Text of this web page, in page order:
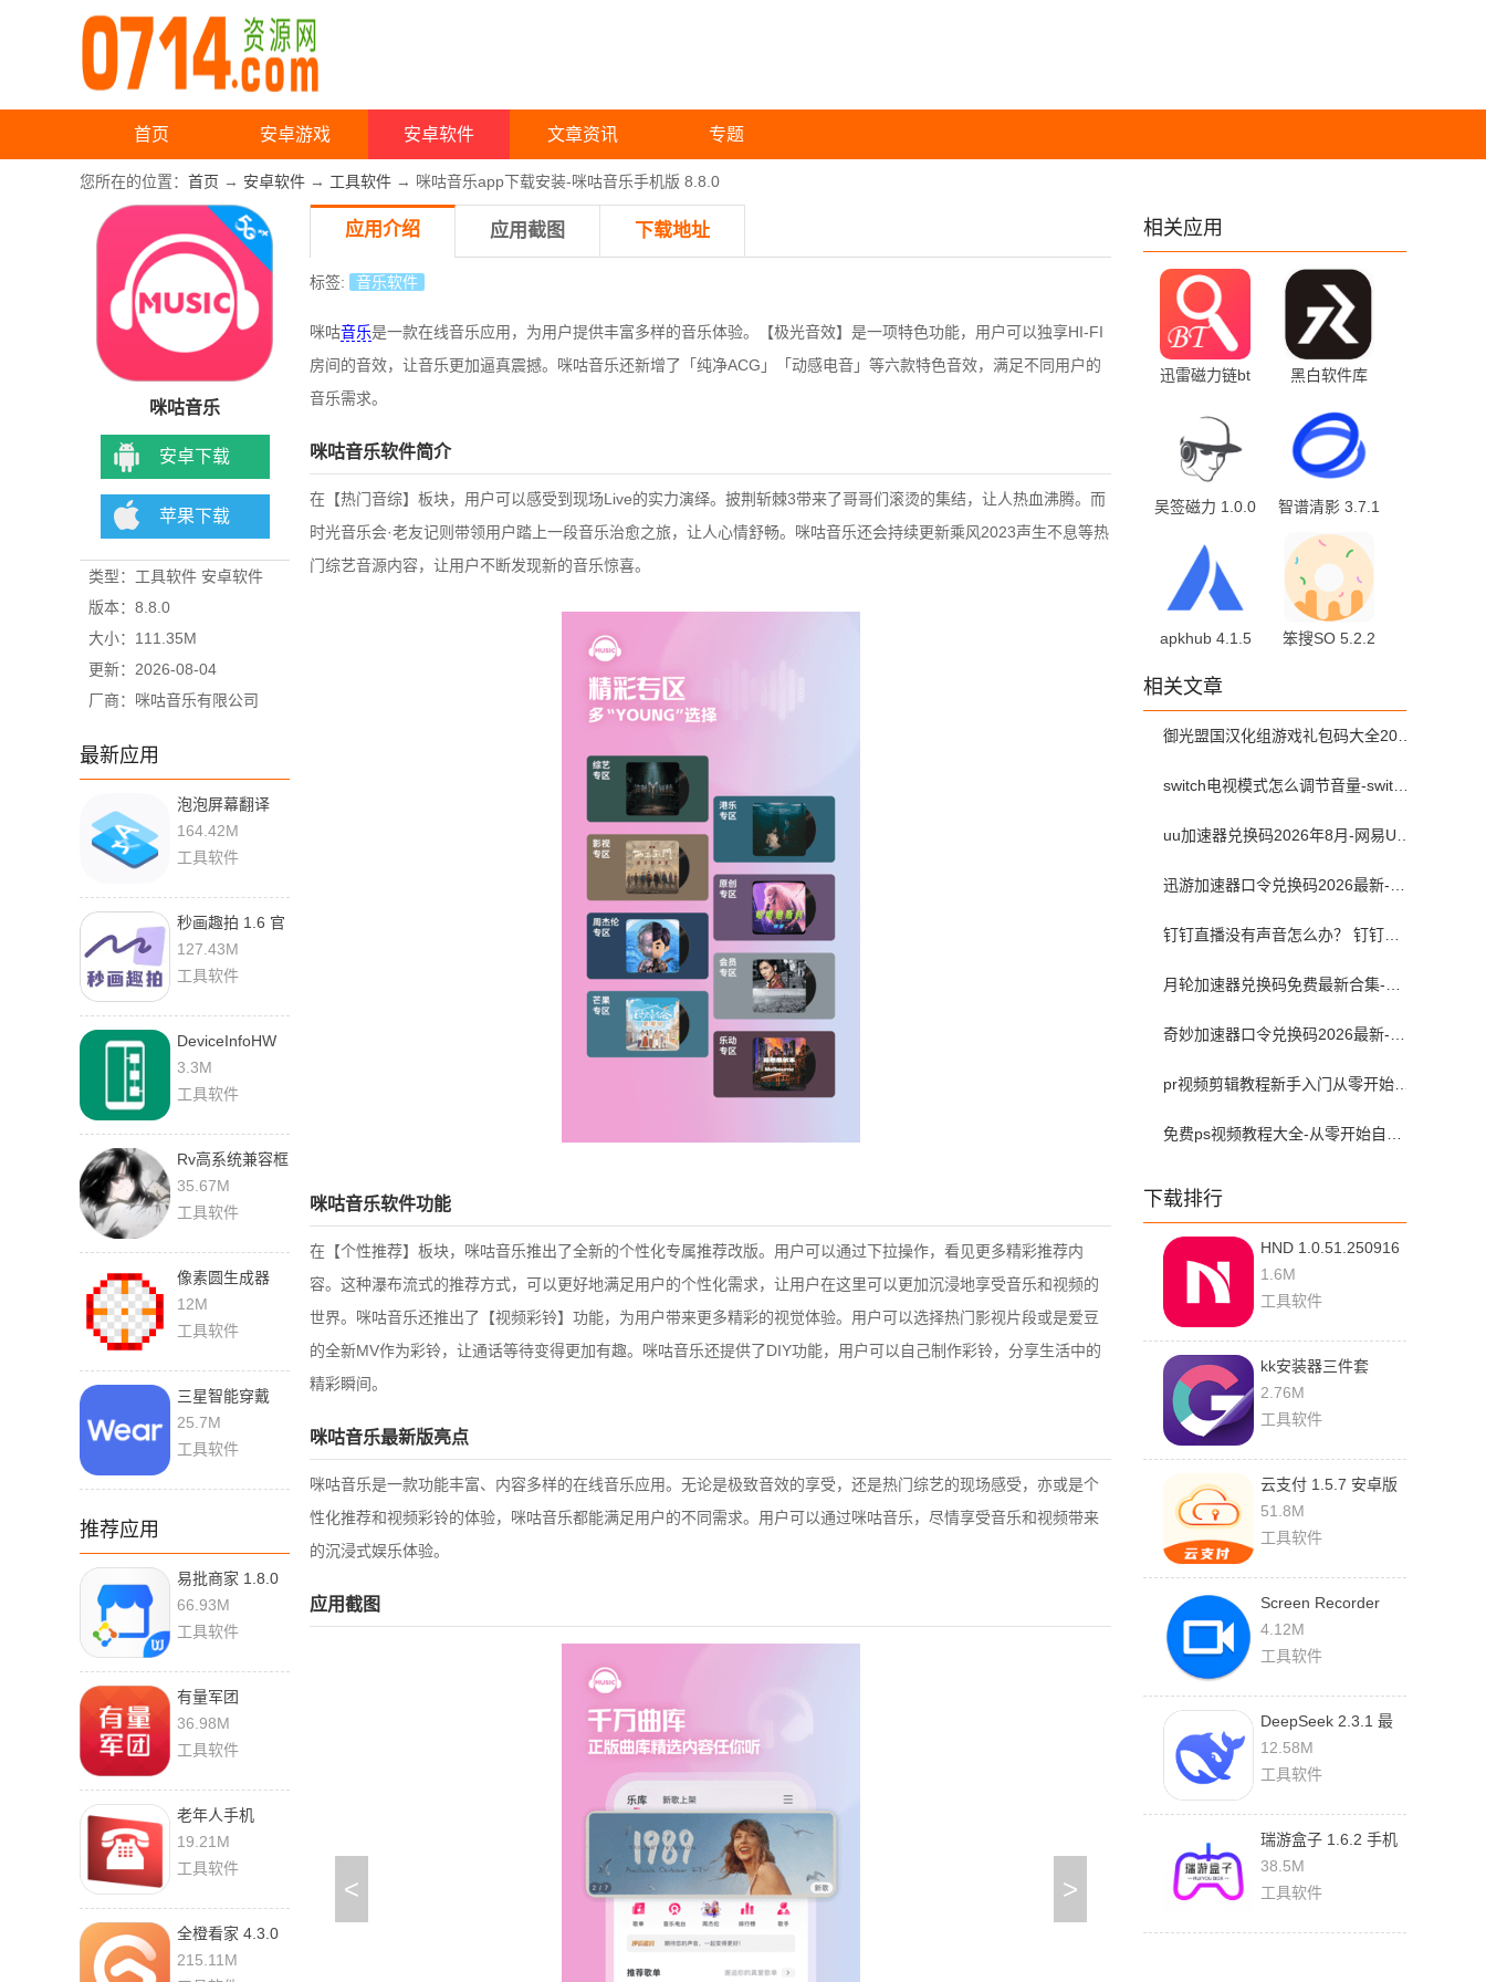
首页 安卓游戏 安卓软件 文章资讯 专题
您所在的位置： 首页 → 安卓软件 → 工具软件 → 咪咕音乐app下载安装-咪咕音乐手机版 8.8.0
咪咕音乐
安卓下载
苹果下载
类型：工具软件 安卓软件
版本：8.8.0
大小：111.35M
更新：2026-08-04
厂商：咪咕音乐有限公司
最新应用
泡泡屏幕翻译
pro 4.5.3 官方
版
164.42M
工具软件
秒画趣拍 1.6 官
方版
127.43M
工具软件
DeviceInfoHW
5.22.1 最新版
3.3M
工具软件
Rv高系统兼容框
架 12.3.4.0 手机
版
35.67M
工具软件
像素圆生成器
2.5.3 安卓版
12M
工具软件
三星智能穿戴
2.2.59.24061361
安卓版
25.7M
工具软件
推荐应用
易批商家 1.8.0
66.93M
工具软件
有量军团
3.9.9.7
36.98M
工具软件
老年人手机
5.485
19.21M
工具软件
全橙看家 4.3.0
215.11M
应用介绍 应用截图 下载地址
标签: 音乐软件
咪咕音乐是一款在线音乐应用，为用户提供丰富多样的音乐体验。【极光音效】是一项特色功能，用户可以独享HI-FI
房间的音效，让音乐更加逼真震撼。咪咕音乐还新增了「纯净ACG」「动感电音」等六款特色音效，满足不同用户的
音乐需求。
咪咕音乐软件简介
在【热门音综】板块，用户可以感受到现场Live的实力演绎。披荆斩棘3带来了哥哥们滚烫的集结，让人热血沸腾。而
时光音乐会·老友记则带领用户踏上一段音乐治愈之旅，让人心情舒畅。咪咕音乐还会持续更新乘风2023声生不息等热
门综艺音源内容，让用户不断发现新的音乐惊喜。
咪咕音乐软件功能
在【个性推荐】板块，咪咕音乐推出了全新的个性化专属推荐改版。用户可以通过下拉操作，看见更多精彩推荐内
容。这种瀑布流式的推荐方式，可以更好地满足用户的个性化需求，让用户在这里可以更加沉浸地享受音乐和视频的
世界。咪咕音乐还推出了【视频彩铃】功能，为用户带来更多精彩的视觉体验。用户可以选择热门影视片段或是爱豆
的全新MV作为彩铃，让通话等待变得更加有趣。咪咕音乐还提供了DIY功能，用户可以自己制作彩铃，分享生活中的
精彩瞬间。
咪咕音乐最新版亮点
咪咕音乐是一款功能丰富、内容多样的在线音乐应用。无论是极致音效的享受，还是热门综艺的现场感受，亦或是个
性化推荐和视频彩铃的体验，咪咕音乐都能满足用户的不同需求。用户可以通过咪咕音乐，尽情享受音乐和视频带来
的沉浸式娱乐体验。
应用截图
< >
相关应用
迅雷磁力链bt
安卓版
黑白软件库
吴签磁力 1.0.0
智谱清影 3.7.1
apkhub 4.1.5
笨搜SO 5.2.2
相关文章
下载排行
HND 1.0.51.250916
最新版
1.6M
工具软件
kk安装器三件套
2.5.0514 安卓版
2.76M
工具软件
云支付 1.5.7 安卓版
51.8M
工具软件
Screen Recorder
1.2.6.7 最新版
4.12M
工具软件
DeepSeek 2.3.1 最
新版
12.58M
工具软件
瑞游盒子 1.6.2 手机
版
38.5M
工具软件